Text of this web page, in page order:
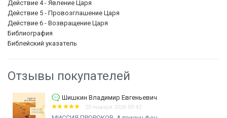
Действие 4 - Явление Царя
Действие 5 - Провозглашение Царя
Действие 6 - Возвращение Царя
Библиография
Библейский указатель
Отзывы покупателей
Владимир Евгеньевич
20 января 2026 09:42